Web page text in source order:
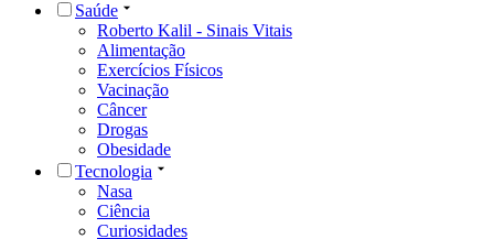
Saúde
Roberto Kalil - Sinais Vitais
Alimentação
Exercícios Físicos
Vacinação
Câncer
Drogas
Obesidade
Tecnologia
Nasa
Ciência
Curiosidades